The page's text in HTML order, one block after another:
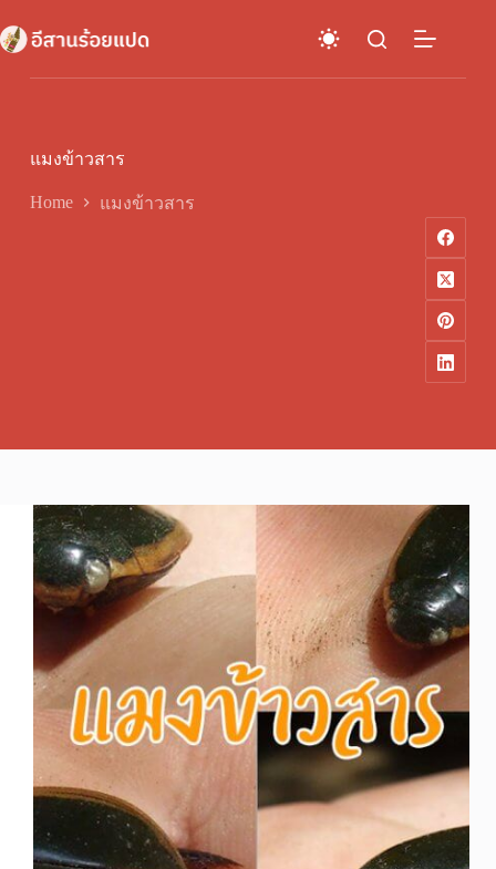
to
content
แมงข้าวสาร
Home แมงข้าวสาร